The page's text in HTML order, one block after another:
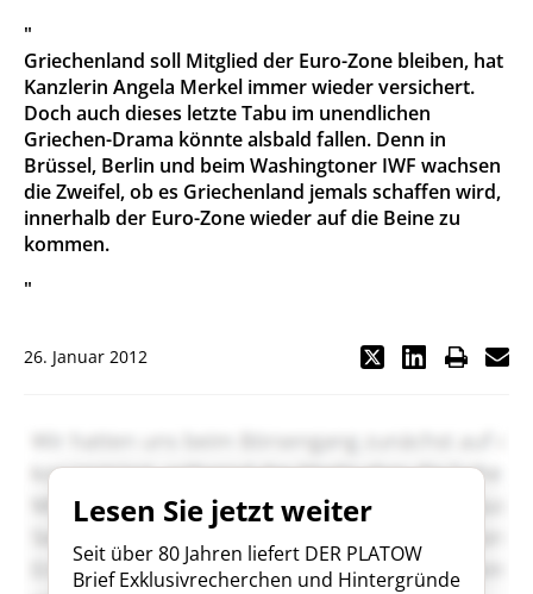
"
Griechenland soll Mitglied der Euro-Zone bleiben, hat
Kanzlerin Angela Merkel immer wieder versichert.
Doch auch dieses letzte Tabu im unendlichen
Griechen-Drama könnte alsbald fallen. Denn in
Brüssel, Berlin und beim Washingtoner IWF wachsen
die Zweifel, ob es Griechenland jemals schaffen wird,
innerhalb der Euro-Zone wieder auf die Beine zu
kommen.
"
26. Januar 2012
Lesen Sie jetzt weiter
Seit über 80 Jahren liefert DER PLATOW
Brief Exklusivrecherchen und Hintergründe